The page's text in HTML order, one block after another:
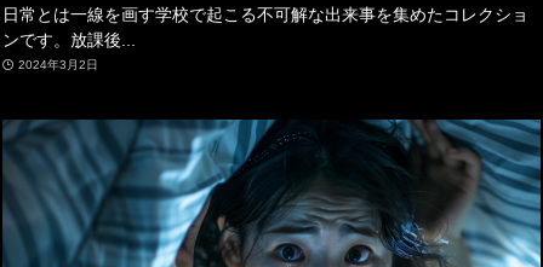
日常とは一線を画す学校で起こる不可解な出来事を集めたコレクショ
ンです。放課後...
2024年3月2日